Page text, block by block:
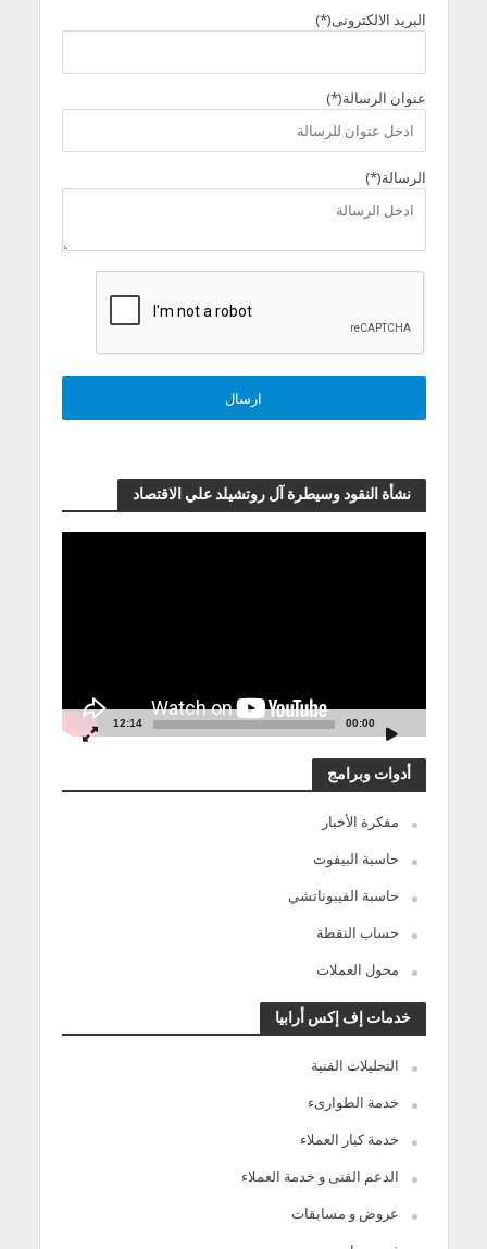
البريد الالكترونى(*)
عنوان الرسالة(*)
الرسالة(*)
نشأة النقود وسيطرة آل روتشيلد علي الاقتصاد
00:00
12:14
أدوات وبرامج
مفكرة الأخبار
حاسبة البيفوت
حاسبة الفيبوناتشي
حساب النقطة
محول العملات
خدمات إف إكس أرابيا
التحليلات الفنية
خدمة الطوارىء
خدمة كبار العملاء
الدعم الفنى و خدمة العملاء
عروض و مسابقات